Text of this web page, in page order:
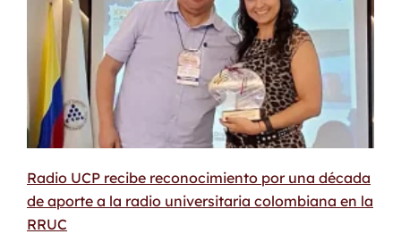
Radio UCP recibe reconocimiento por una década
de aporte a la radio universitaria colombiana en la
RRUC